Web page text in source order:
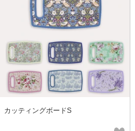
カッティングボードS